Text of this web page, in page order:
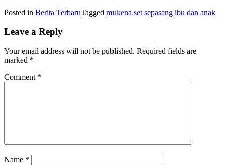
Posted in Berita TerbaruTagged mukena set sepasang ibu dan anak
Leave a Reply
Your email address will not be published. Required fields are
marked *
Comment *
Name *